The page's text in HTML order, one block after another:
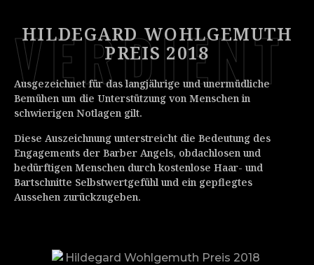
VERDIENT
HILDEGARD WOHLGEMUTH
PREIS 2018
Ausgezeichnet für das langjährige und unermüdliche
Bemühen um die Unterstützung von Menschen in
schwierigen Notlagen gilt.
Diese Auszeichnung unterstreicht die Bedeutung des
Engagements der Barber Angels, obdachlosen und
bedürftigen Menschen durch kostenlose Haar- und
Bartschnitte Selbstwertgefühl und ein gepflegtes
Aussehen zurückzugeben.